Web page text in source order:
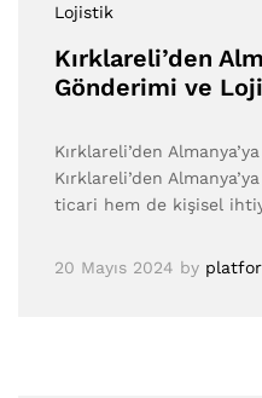
Lojistik
Kırklareli’den
Gönderimi ve
Kırklareli’den
Kırklareli’den
ticari hem de kişisel
20 Mayıs 2024 by